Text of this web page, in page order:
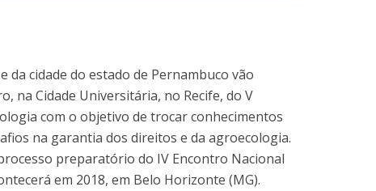
da cidade do estado de Pernambuco vão
na Cidade Universitária, no Recife, do V
com o objetivo de trocar conhecimentos
na garantia dos direitos e da agroecologia.
preparatório do IV Encontro Nacional
em 2018, em Belo Horizonte (MG).